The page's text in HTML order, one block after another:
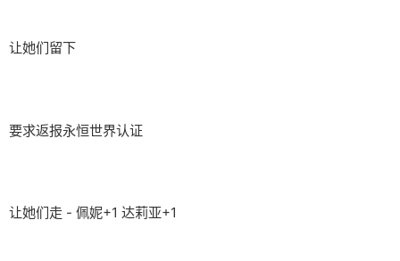
让她们留下
要求返报永恒世界认证
让她们走 - 佩妮+1 达莉亚+1